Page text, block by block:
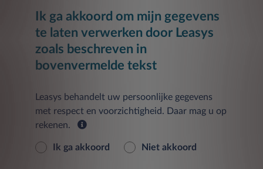
aanvraag.
Het verstrekken van de gevraagde gegevens
voor de in dit punt genoemde doeleinden is
noodzakelijk voor het contact dat u hebt
aangevraagd en elke weigering om ze te
door u gevraagde contact- en
informatieactiviteiten uit te voeren.
De verstrekte gegevens worden verwerkt tot
Dienst te verlenen.
Ik ga akkoord om mijn gegevens
te laten verwerken door Leasys
zoals beschreven in
bovenvermelde tekst
Leasys behandelt uw persoonlijke gegevens
met respect en voorzichtigheid. Daar mag u op
rekenen.
Ik ga akkoord Niet akkoord